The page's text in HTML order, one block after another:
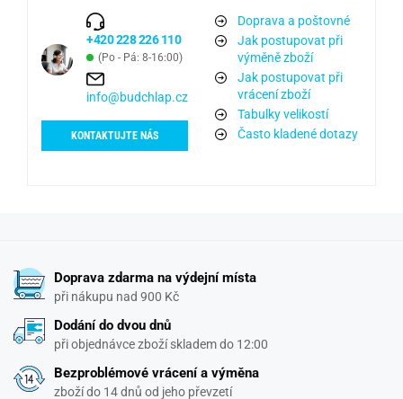
+420 228 226 110
(Po - Pá: 8-16:00)
info@budchlap.cz
KONTAKTUJTE NÁS
Doprava a poštovné
Jak postupovat při
výměně zboží
Jak postupovat při
vrácení zboží
Tabulky velikostí
Často kladené dotazy
Doprava zdarma na výdejní místa
při nákupu nad 900 Kč
Dodání do dvou dnů
při objednávce zboží skladem do 12:00
Bezproblémové vrácení a výměna
zboží do 14 dnů od jeho převzetí